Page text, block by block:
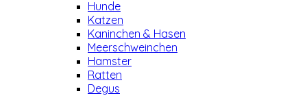
Hunde
Katzen
Kaninchen & Hasen
Meerschweinchen
Hamster
Ratten
Degus